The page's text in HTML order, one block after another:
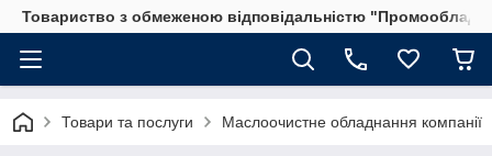
Товариство з обмеженою відповідальністю
Товари та послуги Маслоочистне обладнання компанії